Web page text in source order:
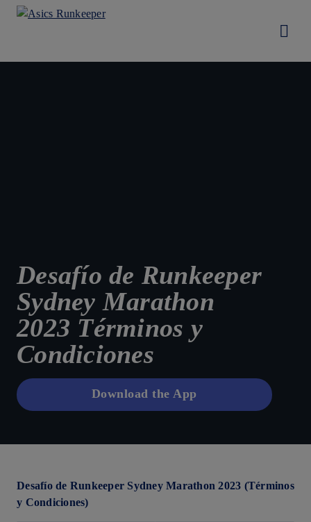
Desafío de Runkeeper
Sydney Marathon
2023 Términos y
Condiciones
Download the App
Desafío de Runkeeper Sydney Marathon 2023 (Términos
y Condiciones)